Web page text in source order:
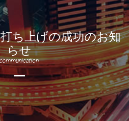
ち上げの成功のお知
らせ
communication